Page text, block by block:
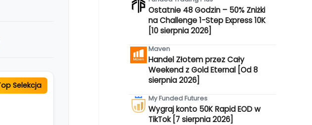
Ostatnie 48 Godzin – 50% Zniżki
na Challenge 1-Step Express 10K
[10 sierpnia 2026]
Maven
Handel Złotem przez Cały
Weekend z Gold Eternal [Od 8
sierpnia 2026]
My Funded Futures
Wygraj konto 50K Rapid EOD w
TikTok [7 sierpnia 2026]